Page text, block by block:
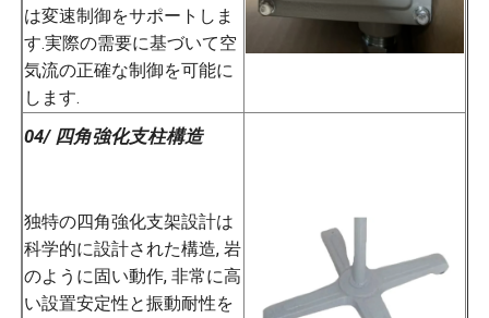
は変速制御をサポートしま
す.実際の需要に基づいて空
気流の正確な制御を可能に
します.
04/ 四角強化支柱構造
独特の四角強化支架設計は
科学的に設計された構造, 岩
のように固い動作, 非常に高
い設置安定性と振動耐性を